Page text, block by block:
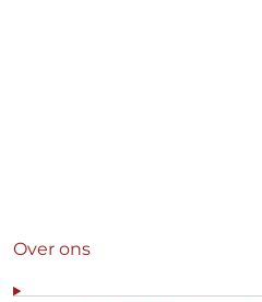
Over ons